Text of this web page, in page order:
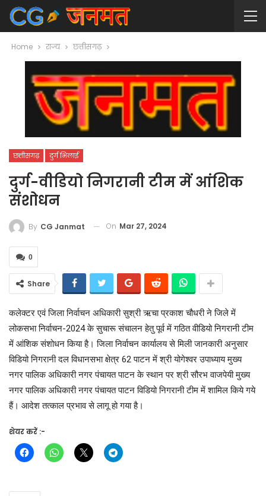
Home राज्य छत्तीसगढ़
छत्तीसगढ़ दुर्ग भिलाई
दुर्ग-वीडियो निगरानी टीम में आंशिक
संशोधन
By CG Janmat On Mar 27, 2024
0
Share
कलेक्टर एवं जिला निर्वाचन अधिकारी सुश्री ऋचा प्रकाश चौधरी ने जिले में
लोकसभा निर्वाचन-2024 के सुचारू संचालन हेतु पूर्व में गठित वीडियो निगरानी टीम
में आंशिक संशोधन किया है। जिला निर्वाचन कार्यालय से मिली जानकारी अनुसार
विडियो निगरानी दल विधानसभा क्षेत्र 62 पाटन में श्री योगेश्वर उपाध्याय मुख्य
नगर पालिक अधिकारी नगर पंचायत पाटन के स्थान पर श्री सौरभ वाजपेयी मुख्य
नगर पालिक अधिकारी नगर पंचायत पाटन विडियो निगरानी टीम में शामिल किये गये
हैं। आदेश तत्काल प्रभाव से लागू हो गया है।
शेयर करें :-